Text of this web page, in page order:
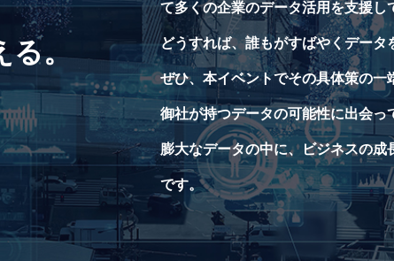
る。
て多くの企業のデータ活用を支援し
どうすれば、誰もがすばやくデー
ぜひ、本イベントでその具体策の一
御社が持つデータの可能性に出会っ
膨大なデータの中に、ビジネスの
です。